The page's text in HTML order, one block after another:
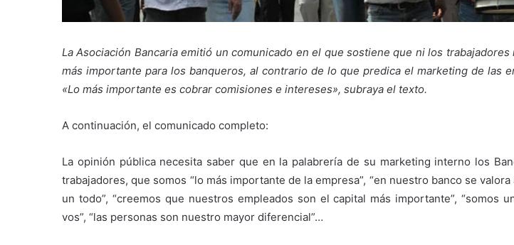
La Asociación Bancaria emitió un comunicado en el que sostiene que ni los
más importante para los banqueros, al contrario de lo que predica el marketing de las
«Lo más importante es cobrar comisiones e intereses», subraya el texto.
A continuación, el comunicado completo:
La opinión pública necesita saber que en la palabrería de su marketing interno los
trabajadores, que somos “lo más importante de la empresa”, “en nuestro banco se
un todo”, “creemos que nuestros empleados son el capital más importante”, “somos
vos”, “las personas son nuestro mayor diferencial”…